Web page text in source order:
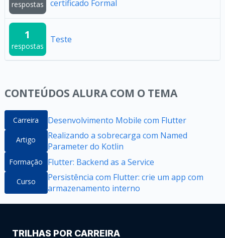
respostas
certificado Formal
1
respostas
Teste
CONTEÚDOS ALURA COM O TEMA
Carreira Desenvolvimento Mobile com Flutter
Artigo
Realizando a sobrecarga com Named
Parameter do Kotlin
Formação Flutter: Backend as a Service
Curso
Persistência com Flutter: crie um app com
armazenamento interno
TRILHAS POR CARREIRA